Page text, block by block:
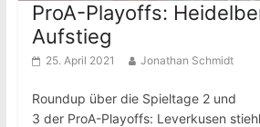
ProA-Playoffs:
Aufstieg
25. April 2021 Jonathan Schmidt
Roundup über die Spieltage 2 und
3 der ProA-Playoffs: Leverkusen